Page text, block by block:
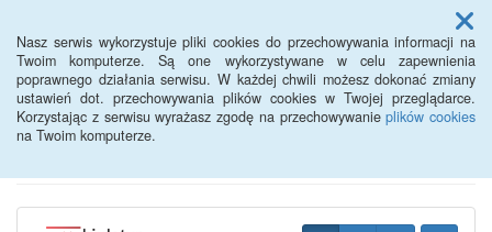
Nasz serwis wykorzystuje pliki cookies do przechowywania informacji na
Twoim komputerze. Są one wykorzystywane w celu zapewnienia
poprawnego działania serwisu. W każdej chwili możesz dokonać zmiany
ustawień dot. przechowywania plików cookies w Twojej przeglądarce.
Korzystając z serwisu wyrażasz zgodę na przechowywanieplików cookies
na Twoim komputerze.
Menu
BIP - Urząd Miejski
Wyśmierzyce